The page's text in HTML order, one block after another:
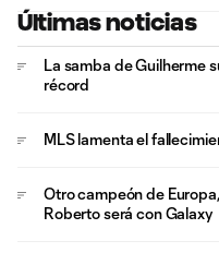
Últimas noticias
La samba de Guilherme
récord
MLS lamenta el
Otro campeón de
Roberto será con Galaxy